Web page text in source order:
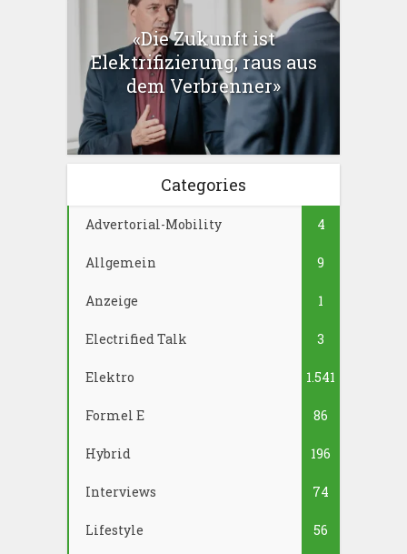
«Die Zukunft ist
Elektrifizierung, raus aus
dem Verbrenner»
Categories
Advertorial-Mobility 4
Allgemein 9
Anzeige 1
Electrified Talk 3
Elektro 1.541
Formel E 86
Hybrid 196
Interviews 74
Lifestyle 56